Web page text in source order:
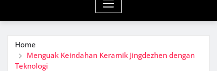
Home
Menguak Keindahan Keramik Jingdezhen dengan
Teknologi